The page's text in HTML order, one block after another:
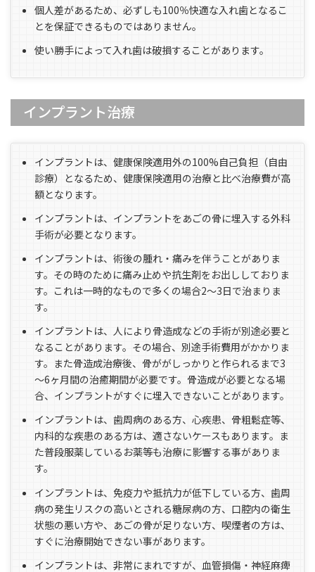
個人差があるため、必ずしも100％快適な入れ歯となるこ
とを保証できるものではありません。
使い勝手によって入れ歯は破損することがあります。
インプラント治療
インプラントは、健康保険適用外の100%自己負担（自由
診療）となるため、健康保険適用の治療と比べ治療費が高
額となります。
インプラントは、インプラントをあごの骨に埋入する外科
手術が必要となります。
インプラントは、術後の腫れ・痛みを伴うことがありま
す。その時のために痛み止めや抗生剤をお出ししておりま
す。これは一時的なもので多くの場合2～3日で治まりま
す。
インプラントは、人により骨造成などの手術が別途必要と
なることがあります。その場合、別途手術費用がかかりま
す。また骨造成治療後、骨ががしっかりと作られるまで3
～6ヶ月間の治癒期間が必要です。骨造成が必要となる場
合、インプラントがすぐに埋入できないことがあります。
インプラントは、歯周病のある方、心疾患、骨粗鬆症等、
内科的な疾患のある方は、適さないケースもあります。ま
た普段服薬しているお薬等も治療に影響する事がありま
す。
インプラントは、免疫力や抵抗力が低下している方、歯周
病の発生リスクの高いとされる糖尿病の方、口腔内の衛生
状態の悪い方や、あごの骨が足りない方、喫煙者の方は、
すぐに治療開始できない事があります。
インプラントは、非常にまれですが、血管損傷・神経麻痺